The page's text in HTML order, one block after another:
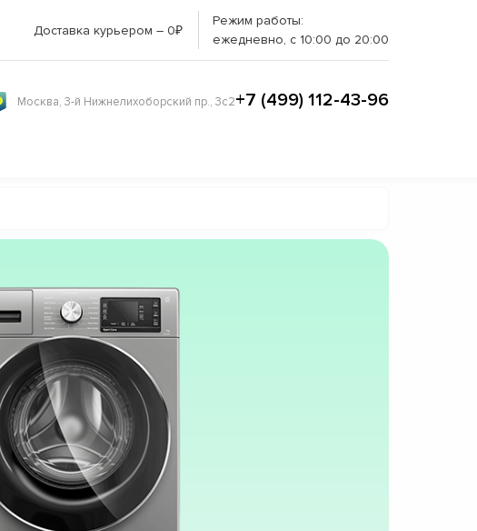
Доставка курьером – 0₽
Режим работы:
ежедневно, с 10:00 до 20:00
Москва, 3-й Нижнелихоборский пр., 3с2+7 (499) 112-43-96